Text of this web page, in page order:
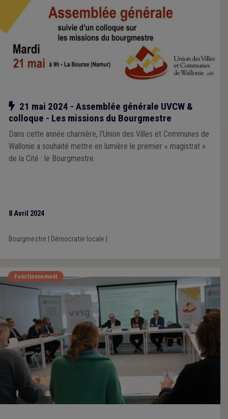
Notre action
21 mai 2024 - Assemblée générale UVCW &
colloque - Les missions du Bourgmestre
Dans cette année charnière, l’Union des Villes et Communes de
Wallonie a souhaité mettre en lumière le premier « magistrat »
de la Cité : le Bourgmestre.
8 Avril 2024
Bourgmestre Démocratie locale
Fonctionnement